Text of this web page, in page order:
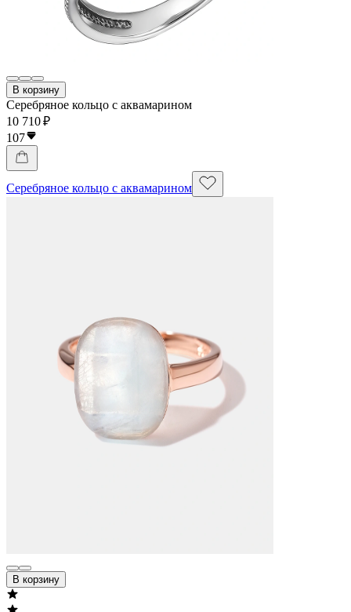
В корзину
Серебряное кольцо с аквамарином
10 710 ₽
107
Серебряное кольцо с аквамарином
В корзину